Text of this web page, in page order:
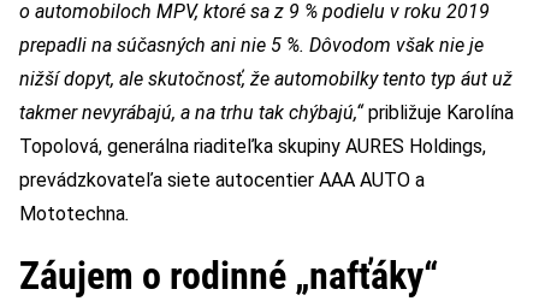
o automobiloch MPV, ktoré sa z 9 % podielu v roku 2019
prepadli na súčasných ani nie 5 %. Dôvodom však nie je
nižší dopyt, ale skutočnosť, že automobilky tento typ áut už
takmer nevyrábajú, a na trhu tak chýbajú,“ približuje Karolína
Topolová, generálna riaditeľka skupiny AURES Holdings,
prevádzkovateľa siete autocentier AAA AUTO a
Mototechna.
Záujem o rodinné „nafťáky“